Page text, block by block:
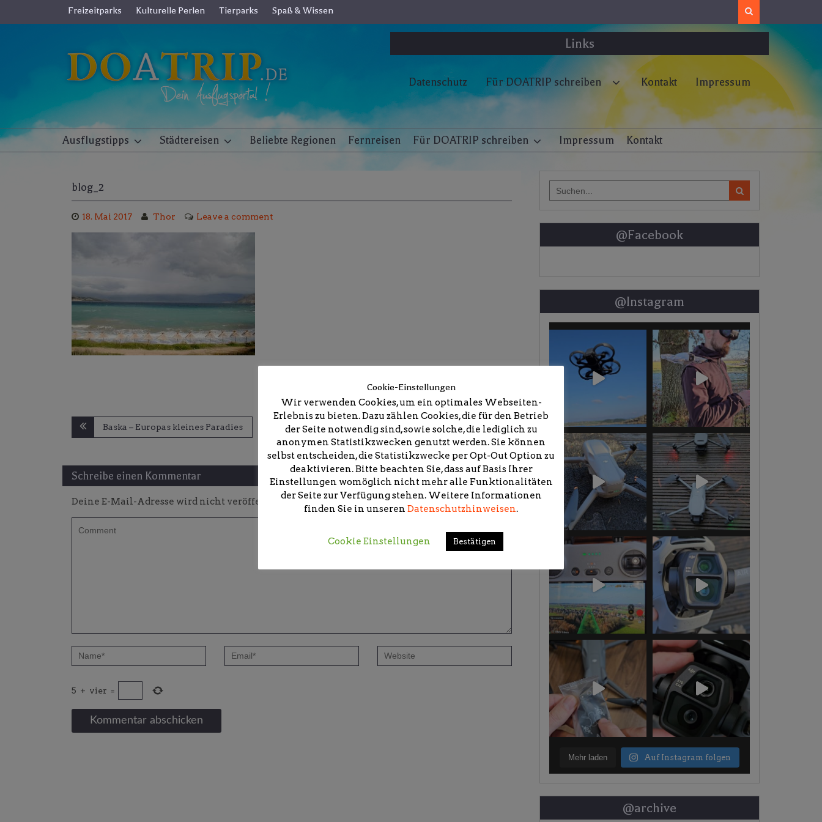
Freizeitparks Kulturelle Perlen Tierparks Spaß & Wissen
Links
Datenschutz Für DOATRIP schreiben Kontakt Impressum
Ausflugstipps Städtereisen Beliebte Regionen Fernreisen Für DOATRIP schreiben Impressum Kontakt
blog_2
18. Mai 2017 Thor Leave a comment
Beitragsnavigation
Baska – Europas kleines Paradies
Schreibe einen Kommentar
Deine E-Mail-Adresse wird nicht veröffentlicht. Erforderliche Felder sind mit* markiert
5 + vier =
for:
@Facebook
@Instagram
Mehr laden Auf Instagram folgen
@archive
Cookie-Einstellungen
Wir verwenden Cookies, um ein optimales Webseiten-
Erlebnis zu bieten. Dazu zählen Cookies, die für den Betrieb
der Seite notwendig sind, sowie solche, die lediglich zu
anonymen Statistikzwecken genutzt werden. Sie können
selbst entscheiden, die Statistikzwecke per Opt-Out Option zu
deaktivieren. Bitte beachten Sie, dass auf Basis Ihrer
Einstellungen womöglich nicht mehr alle Funktionalitäten
der Seite zur Verfügung stehen. Weitere Informationen
finden Sie in unseren Datenschutzhinweisen.
Cookie Einstellungen Bestätigen